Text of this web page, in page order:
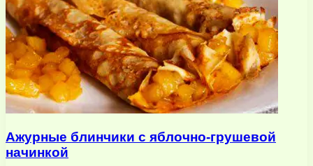
Ажурные блинчики с яблочно-грушевой
начинкой